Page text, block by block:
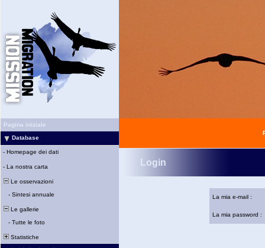
Pagina iniziale
Database
- Homepage dei dati
- La nostra carta
Le osservazioni
- Sintesi annuale
Le gallerie
- Tutte le foto
Statistiche
Login
La mia e-mail :
La mia password :